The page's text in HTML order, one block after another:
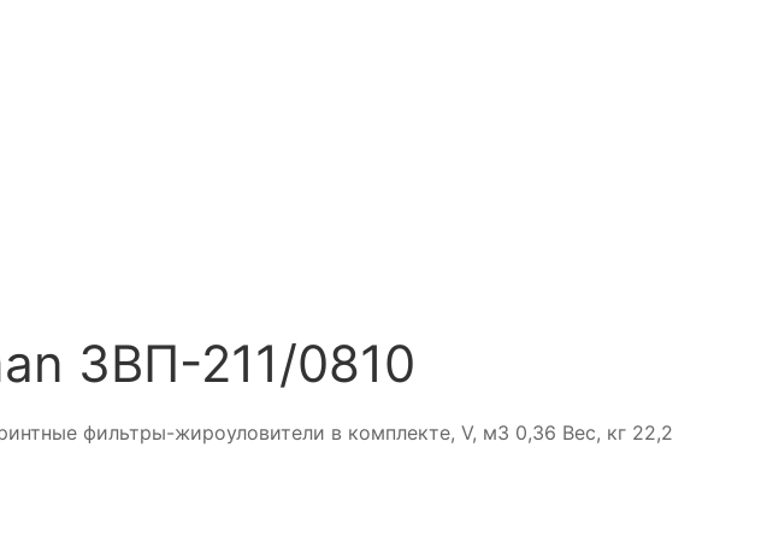
ЗВП-211/0810
фильтры-жироуловители в комплекте, V, м3 0,36 Вес, кг 22,2